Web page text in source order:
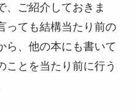
、ご紹介しておきま
っても結構当たり前の
ら、他の本にも書いて
ことを当たり前に行う